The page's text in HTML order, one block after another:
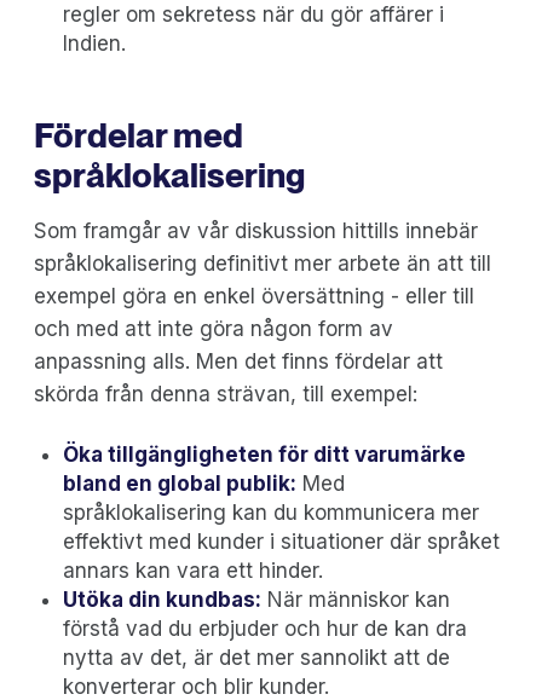
regler om sekretess när du gör affärer i
Indien.
Fördelar med
språklokalisering
Som framgår av vår diskussion hittills innebär
språklokalisering definitivt mer arbete än att till
exempel göra en enkel översättning - eller till
och med att inte göra någon form av
anpassning alls. Men det finns fördelar att
skörda från denna strävan, till exempel:
Öka tillgängligheten för ditt varumärke
bland en global publik: Med
språklokalisering kan du kommunicera mer
effektivt med kunder i situationer där språket
annars kan vara ett hinder.
Utöka din kundbas: När människor kan
förstå vad du erbjuder och hur de kan dra
nytta av det, är det mer sannolikt att de
konverterar och blir kunder.